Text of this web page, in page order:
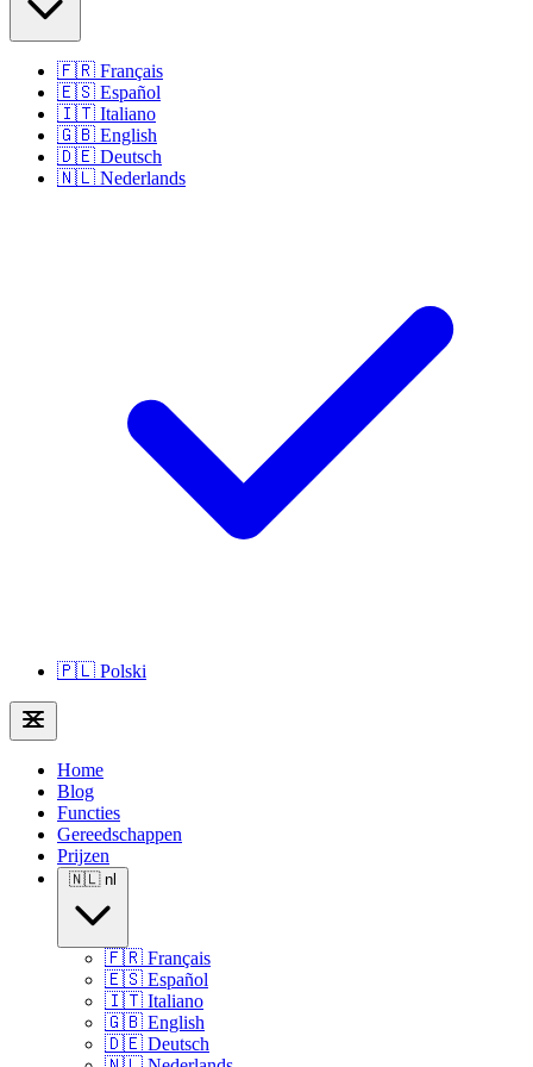
🇫🇷 Français
🇪🇸 Español
🇮🇹 Italiano
🇬🇧 English
🇩🇪 Deutsch
🇳🇱 Nederlands
🇵🇱 Polski
Home
Blog
Functies
Gereedschappen
Prijzen
🇳🇱 nl
🇫🇷 Français
🇪🇸 Español
🇮🇹 Italiano
🇬🇧 English
🇩🇪 Deutsch